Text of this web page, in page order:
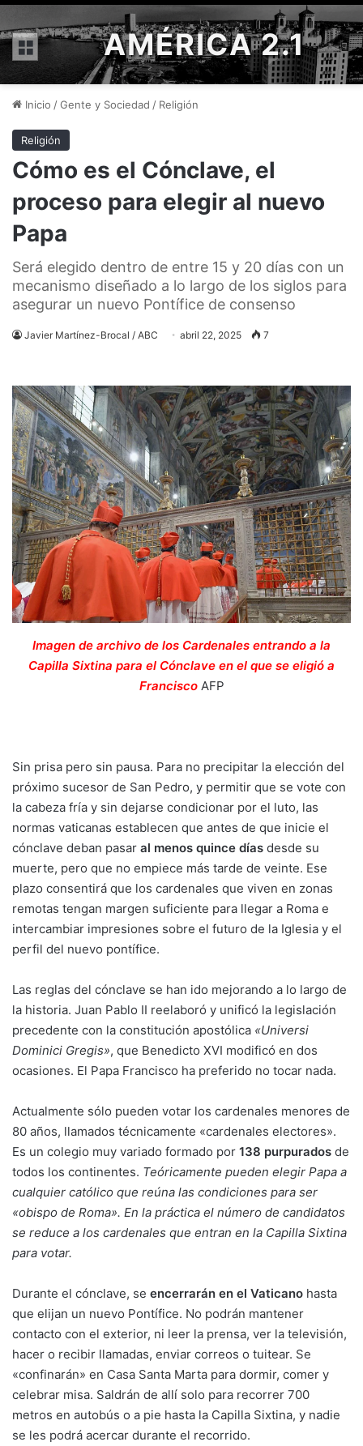
Menú AMÉRICA 2.1
Inicio /Gente y Sociedad / Religión
Religión
Cómo es el Cónclave, el
proceso para elegir al nuevo
Papa
Será elegido dentro de entre 15 y 20 días con un
mecanismo diseñado a lo largo de los siglos para
asegurar un nuevo Pontífice de consenso
Javier Martínez-Brocal / ABC abril 22, 2025 7
Imagen de archivo de los Cardenales entrando a la
Capilla Sixtina para el Cónclave en el que se eligió a
Francisco AFP
Sin prisa pero sin pausa. Para no precipitar la elección del
próximo sucesor de San Pedro, y permitir que se vote con
la cabeza fría y sin dejarse condicionar por el luto, las
normas vaticanas establecen que antes de que inicie el
cónclave deban pasar al menos quince días desde su
muerte, pero que no empiece más tarde de veinte. Ese
plazo consentirá que los cardenales que viven en zonas
remotas tengan margen suficiente para llegar a Roma e
intercambiar impresiones sobre el futuro de la Iglesia y el
perfil del nuevo pontífice.
Las reglas del cónclave se han ido mejorando a lo largo de
la historia. Juan Pablo II reelaboró y unificó la legislación
precedente con la constitución apostólica «Universi
Dominici Gregis», que Benedicto XVI modificó en dos
ocasiones. El Papa Francisco ha preferido no tocar nada.
Actualmente sólo pueden votar los cardenales menores de
80 años, llamados técnicamente «cardenales electores».
Es un colegio muy variado formado por 138 purpurados de
todos los continentes. Teóricamente pueden elegir Papa a
cualquier católico que reúna las condiciones para ser
«obispo de Roma». En la práctica el número de candidatos
se reduce a los cardenales que entran en la Capilla Sixtina
para votar.
Durante el cónclave, se encerrarán en el Vaticano hasta
que elijan un nuevo Pontífice. No podrán mantener
contacto con el exterior, ni leer la prensa, ver la televisión,
hacer o recibir llamadas, enviar correos o tuitear. Se
«confinarán» en Casa Santa Marta para dormir, comer y
celebrar misa. Saldrán de allí solo para recorrer 700
metros en autobús o a pie hasta la Capilla Sixtina, y nadie
se les podrá acercar durante el recorrido.